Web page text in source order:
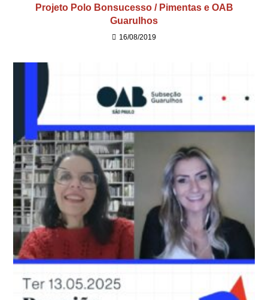
Projeto Polo Bonsucesso / Pimentas e OAB
Guarulhos
16/08/2019